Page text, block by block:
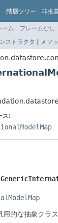
階層ツリー 非推
ーム フレームなし
ストラクタ | メソ
ス:
的な抽象クラス